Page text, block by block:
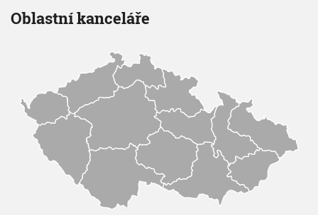
Oblastní kanceláře